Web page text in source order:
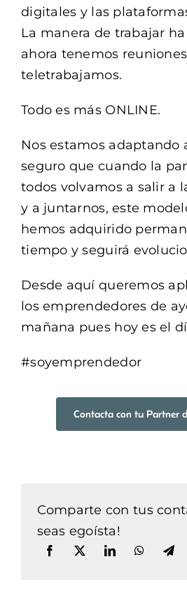
digitales y las
La manera de trabajar
ahora tenemos
teletrabajamos.
Todo es más ONLINE.
Nos estamos adaptando
seguro que cuando la
todos volvamos a salir a
y a juntarnos, este
hemos adquirido
tiempo y seguirá
Desde aquí queremos
los emprendedores de
mañana pues hoy es el
#soyemprendedor
Contacta con tu Partner
Comparte con tus
seas egoísta!